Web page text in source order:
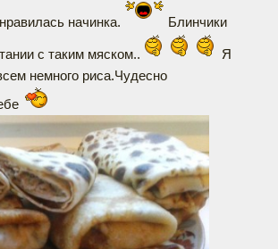
начинка. Блинчики
с таким мяском..
Я
немного риса.Чудесно